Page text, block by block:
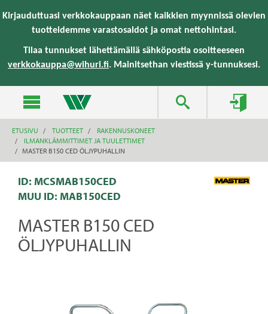
Kirjauduttuasi verkkokauppaan näet kaikkien myynnissä olevien
tuotteidemme varastosaldot ja omat nettohintasi.
Tilaa tunnukset lähettämällä sähköpostia osoitteeseen
verkkokauppa@wihuri.fi. Mainitsethan viestissä y-tunnuksesi.
ETUSIVU TUOTTEET
RAKENNUSKONEET
ILMANKLÄMMITTIMET JA TUULETTIMET
MASTER B150 CED ÖLJYPUHALLIN
ID: MCSMAB150CED
MUU ID: MAB150CED
MASTER B150 CED
ÖLJYPUHALLIN